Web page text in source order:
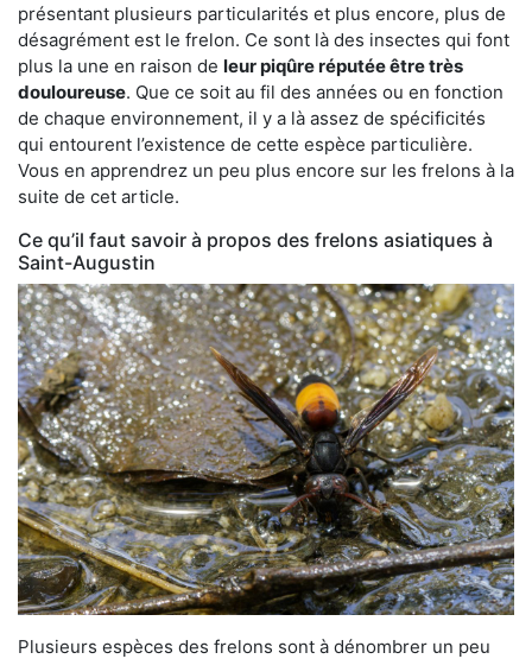
présentant plusieurs particularités et plus encore, plus de
désagrément est le frelon. Ce sont là des insectes qui font
plus la une en raison de leur piqûre réputée être très
douloureuse. Que ce soit au fil des années ou en fonction
de chaque environnement, il y a là assez de spécificités
qui entourent l’existence de cette espèce particulière.
Vous en apprendrez un peu plus encore sur les frelons à la
suite de cet article.
Ce qu’il faut savoir à propos des frelons asiatiques à
Saint-Augustin
Plusieurs espèces des frelons sont à dénombrer un peu